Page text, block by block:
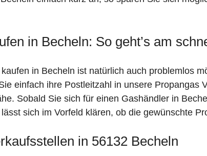
in Becheln: So geht’s am
in Becheln ist natürlich auch problemlos
einfach ihre Postleitzahl in unsere Propangas
Sobald Sie sich für einen Gashändler in
sich im Vorfeld klären, ob die gewünschte
in 56132 Becheln